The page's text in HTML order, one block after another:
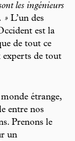
les ingénieurs
. » L’un des
est la
de tout ce
experts de tout
étrange,
entre nos
Prenons le
un